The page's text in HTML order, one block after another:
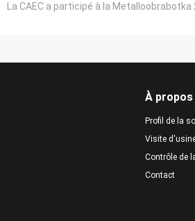
La CAEC a participé à la Metalloobrabotka
À propos
Profil de la
Visite
Contrôle de
Contact